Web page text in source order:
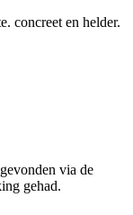
concreet en helder.
via de
gehad.